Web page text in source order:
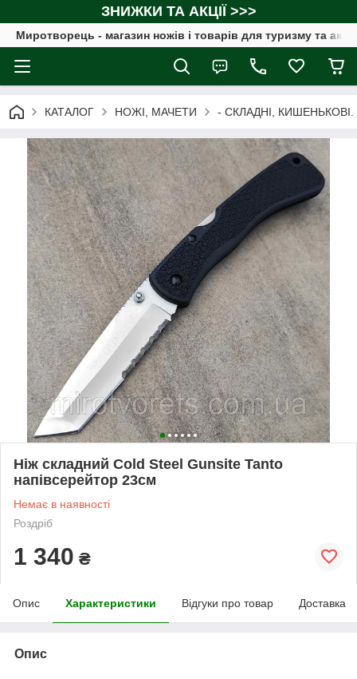
ЗНИЖКИ ТА АКЦІЇ >>>
Миротворець - магазин ножів і товарів для туризму та
КАТАЛОГ НОЖІ, МАЧЕТИ - СКЛАДНІ, КИШЕНЬКОВІ.
Ніж складний Cold Steel Gunsite Tanto
напівсерейтор 23см
Немає в наявності
Роздріб
1 340 ₴
Опис Характеристики Відгуки про товар Доставка
Опис